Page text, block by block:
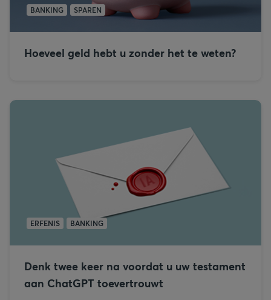
BANKING SPAREN
Hoeveel geld hebt u zonder het te weten?
ERFENIS BANKING
Denk twee keer na voordat u uw testament
aan ChatGPT toevertrouwt